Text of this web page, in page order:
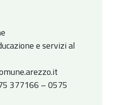
e servizi al
377166 – 0575